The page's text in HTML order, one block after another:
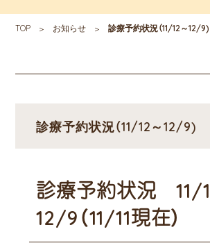
TOP お知らせ 診療予約状況（11/12～12/9)
診療予約状況（11/12～12/9)
診療予約状況 11/
12/9（11/11現在）